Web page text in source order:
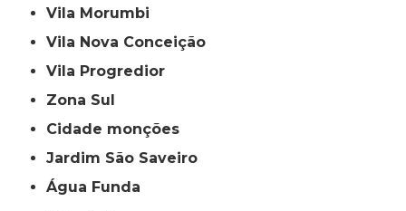
Vila Morumbi
Vila Nova Conceição
Vila Progredior
Zona Sul
cidade monções
jardim São Saveiro
Água Funda